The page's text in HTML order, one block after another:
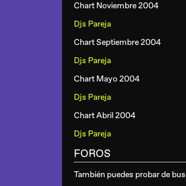
Chart Noviembre 2004
Djs Pareja
Chart Septiembre 2004
Djs Pareja
Chart Mayo 2004
Djs Pareja
Chart Abril 2004
Djs Pareja
FOROS
También puedes probar de